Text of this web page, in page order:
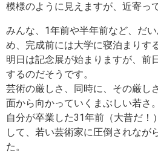
模様のように見えますが、近寄っ
みんな、1年前や半年前など、だ
め、完成前には大学に寝泊まりす
明日は記念展が始まりますが、前
するのだそうです。
芸術の厳しさ、同時に、その厳し
面から向かっていくまぶしい若さ。
自分が卒業した31年前（大昔だ！
して、若い芸術家に圧倒されなが
た。